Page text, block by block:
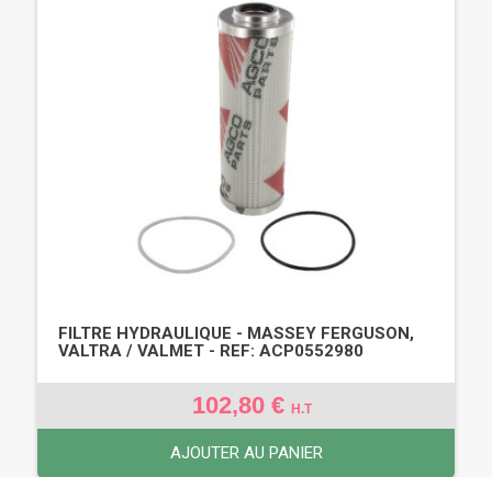
FILTRE HYDRAULIQUE - MASSEY FERGUSON,
VALTRA / VALMET - REF: ACP0552980
102,80 € H.T
AJOUTER AU PANIER